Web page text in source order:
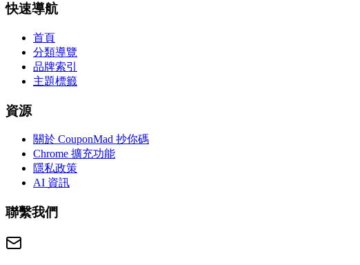
快速導航
首頁
分類導覽
品牌索引
主題標籤
資源
關於 CouponMad 抄你碼
Chrome 擴充功能
隱私政策
AI 資訊
聯繫我們